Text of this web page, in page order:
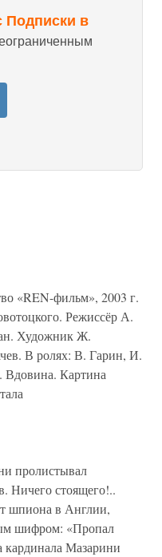
Подписки в
«REN-фильм», 2003 г.
Режиссёр А.
Художник Ж.
В ролях: В. Гарин, И.
Вдовина. Картина
пролистывал
Ничего стоящего!..
шпиона в Англии,
шифром: «Пропал
Мазарини